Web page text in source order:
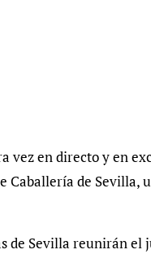
vez en directo y en
Caballería de
de Sevilla reunirán el